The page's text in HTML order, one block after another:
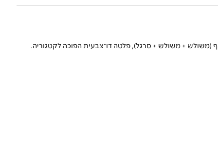
(משולש + משולש + סרגל), פלטה דו־צבעית הפוכה לקטגוריה.